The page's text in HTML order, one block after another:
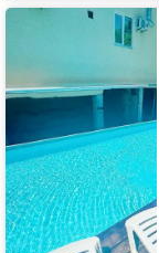
Гостиница